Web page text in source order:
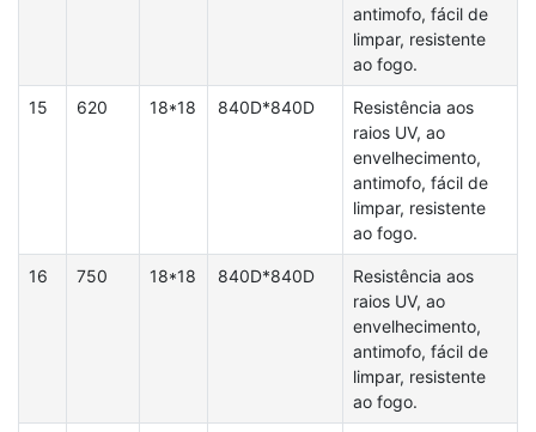
antimofo, fácil de
limpar, resistente
ao fogo.
15 620 18*18 840D*840D
Resistência aos
raios UV, ao
envelhecimento,
antimofo, fácil de
limpar, resistente
ao fogo.
16 750 18*18 840D*840D
Resistência aos
raios UV, ao
envelhecimento,
antimofo, fácil de
limpar, resistente
ao fogo.